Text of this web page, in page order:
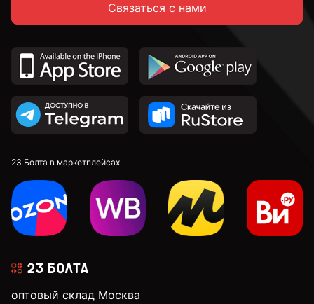
2,7 мм
2,8 мм
2,9 мм
3 мм
Связаться с нами
23 Болта в маркетплейсах
оптовый склад Москва